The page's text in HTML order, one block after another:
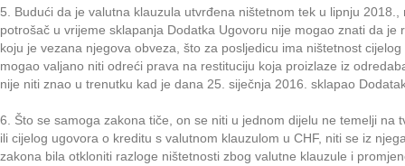
5. Budući da je valutna klauzula utvrđena ništetnom tek u lipnju
potrošač u vrijeme sklapanja Dodatka Ugovoru nije mogao znati da
koju je vezana njegova obveza, što za posljedicu ima ništetnost
mogao valjano niti odreći prava na restituciju koja proizlaze iz
nije niti znao u trenutku kad je dana 25. siječnja 2016. sklapao
6. Što se samoga zakona tiče, on se niti u jednom dijelu ne temelji na
ili cijelog ugovora o kreditu s valutnom klauzulom u CHF, niti se iz
zakona bila otkloniti razloge ništetnosti zbog valutne klauzule i